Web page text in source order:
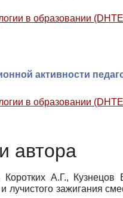
в образовании
активности
в образовании
автора
А.Г., Кузнецов
и лучистого зажигания